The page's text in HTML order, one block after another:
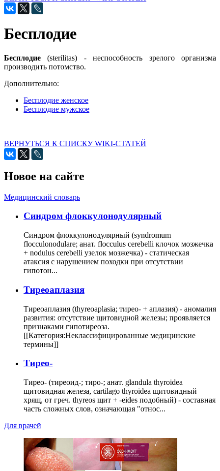
Бесплодие
Бесплодие(sterilitas) - неспособность зрелого организма
производить потомство.
Дополнительно:
Бесплодие женское
Бесплодие мужское
ВЕРНУТЬСЯ К СПИСКУ WIKI-СТАТЕЙ
Новое на сайте
Медицинский словарь
Cиндром флоккулонодулярный
Синдром флоккулонодулярный (syndromum
flocculonodulare; анат. flocculus cerebelli клочок мозжечка
+ nodulus cerebelli узелок мозжечка) - статическая
атаксия с нарушением походки при отсутствии
гипотон...
Тиреоаплазия
Тиреоаплазия (thyreoaplasia; тирео- + аплазия) - аномалия
развития: отсутствие щитовидной железы; проявляется
признаками гипотиреоза.
[[Категория:Неклассифицированные медицинские
термины]]
Тирео-
Тирео- (тиреоид-; тиро-; анат. glandula thyroidea
щитовидная железа, cartilago thyroidea щитовидный
хрящ, от греч. thyreos щит + -eides подобный) - составная
часть сложных слов, означающая "относ...
Для врачей